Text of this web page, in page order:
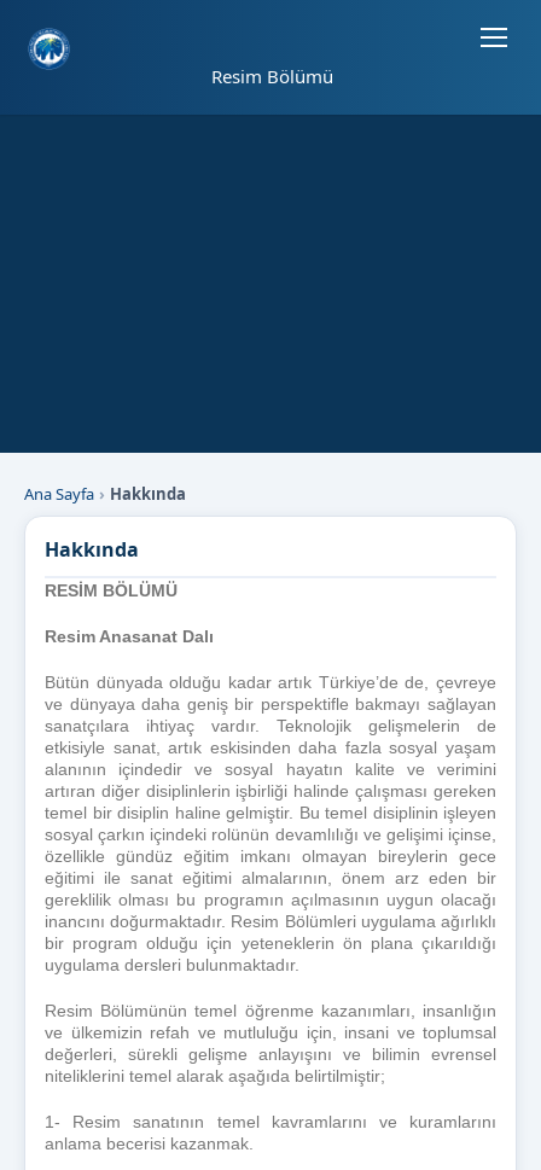
Resim Bölümü
Ana Sayfa Hakkında
Hakkında
RESİM BÖLÜMÜ
Resim Anasanat Dalı
Bütün dünyada olduğu kadar artık Türkiye’de de, çevreye
ve dünyaya daha geniş bir perspektifle bakmayı sağlayan
sanatçılara ihtiyaç vardır. Teknolojik gelişmelerin de
etkisiyle sanat, artık eskisinden daha fazla sosyal yaşam
alanının içindedir ve sosyal hayatın kalite ve verimini
artıran diğer disiplinlerin işbirliği halinde çalışması gereken
temel bir disiplin haline gelmiştir. Bu temel disiplinin işleyen
sosyal çarkın içindeki rolünün devamlılığı ve gelişimi içinse,
özellikle gündüz eğitim imkanı olmayan bireylerin gece
eğitimi ile sanat eğitimi almalarının, önem arz eden bir
gereklilik olması bu programın açılmasının uygun olacağı
inancını doğurmaktadır. Resim Bölümleri uygulama ağırlıklı
bir program olduğu için yeteneklerin ön plana çıkarıldığı
uygulama dersleri bulunmaktadır.
Resim Bölümünün temel öğrenme kazanımları, insanlığın
ve ülkemizin refah ve mutluluğu için, insani ve toplumsal
değerleri, sürekli gelişme anlayışını ve bilimin evrensel
niteliklerini temel alarak aşağıda belirtilmiştir;
1- Resim sanatının temel kavramlarını ve kuramlarını
anlama becerisi kazanmak.